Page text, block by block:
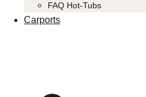
FAQ Hot-Tubs
Carports